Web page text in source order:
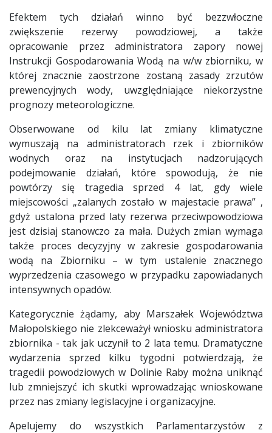
Efektem tych działań winno być bezzwłoczne
zwiększenie rezerwy powodziowej, a także
opracowanie przez administratora zapory nowej
Instrukcji Gospodarowania Wodą na w/w zbiorniku, w
której znacznie zaostrzone zostaną zasady zrzutów
prewencyjnych wody, uwzględniające niekorzystne
prognozy meteorologiczne.
Obserwowane od kilu lat zmiany klimatyczne
wymuszają na administratorach rzek i zbiorników
wodnych oraz na instytucjach nadzorujących
podejmowanie działań, które spowodują, że nie
powtórzy się tragedia sprzed 4 lat, gdy wiele
miejscowości „zalanych zostało w majestacie prawa” ,
gdyż ustalona przed laty rezerwa przeciwpowodziowa
jest dzisiaj stanowczo za mała. Dużych zmian wymaga
także proces decyzyjny w zakresie gospodarowania
wodą na Zbiorniku – w tym ustalenie znacznego
wyprzedzenia czasowego w przypadku zapowiadanych
intensywnych opadów.
Kategorycznie żądamy, aby Marszałek Województwa
Małopolskiego nie zlekceważył wniosku administratora
zbiornika - tak jak uczynił to 2 lata temu. Dramatyczne
wydarzenia sprzed kilku tygodni potwierdzają, że
tragedii powodziowych w Dolinie Raby można uniknąć
lub zmniejszyć ich skutki wprowadzając wnioskowane
przez nas zmiany legislacyjne i organizacyjne.
Apelujemy do wszystkich Parlamentarzystów z